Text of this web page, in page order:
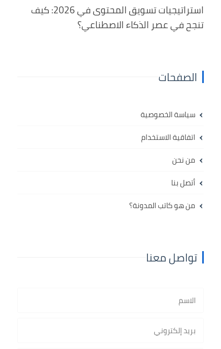
استراتيجيات تسويق المحتوى في 2026: كيف
تنجح في عصر الذكاء الاصطناعي؟
الصفحات
سياسة الخصوصية
اتفاقية الاستخدام
من نحن
أتصل بنا
من هو كاتب المدونة؟
تواصل معنا